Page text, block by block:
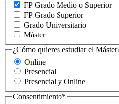
FP Grado Medio o Superior
FP Grado Superior
Grado Universitario
Máster
¿Cómo quieres estudiar el
Online
Presencial
Presencial y Online
Consentimiento*